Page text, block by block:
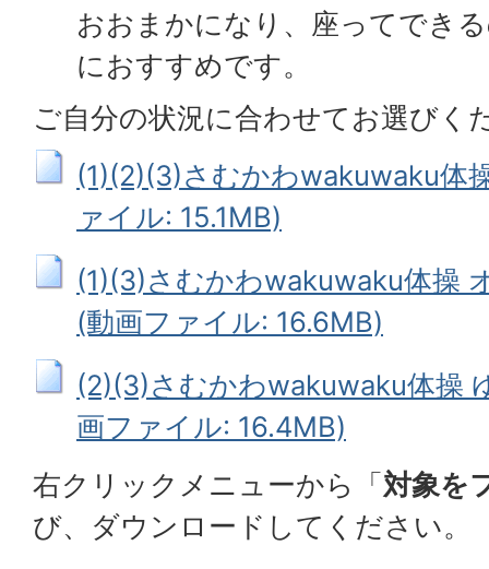
おおまかになり、座ってでき
におすすめです。
ご自分の状況に合わせてお選びく
(1)(2)(3)さむかわwakuwaku体
ァイル: 15.1MB)
(1)(3)さむかわwakuwaku体操
(動画ファイル: 16.6MB)
(2)(3)さむかわwakuwaku体操
画ファイル: 16.4MB)
右クリックメニューから「対象を
び、ダウンロードしてください。